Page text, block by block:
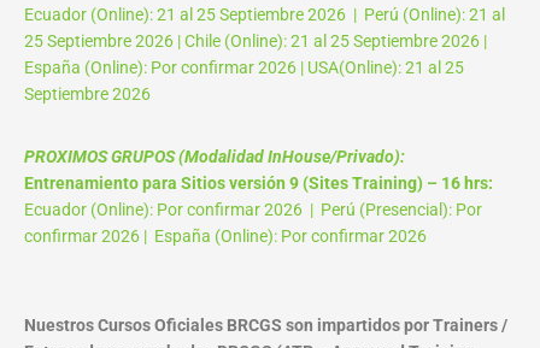
Ecuador (Online): 21 al 25 Septiembre 2026 | Perú (Online): 21 al
25 Septiembre 2026 | Chile (Online): 21 al 25 Septiembre 2026 |
España (Online): Por confirmar 2026 | USA(Online): 21 al 25
Septiembre 2026
PROXIMOS GRUPOS (Modalidad InHouse/Privado):
Entrenamiento para Sitios versión 9 (Sites Training) – 16 hrs:
Ecuador (Online): Por confirmar 2026 | Perú (Presencial): Por
confirmar 2026 | España (Online): Por confirmar 2026
Nuestros Cursos Oficiales BRCGS son impartidos por Trainers /